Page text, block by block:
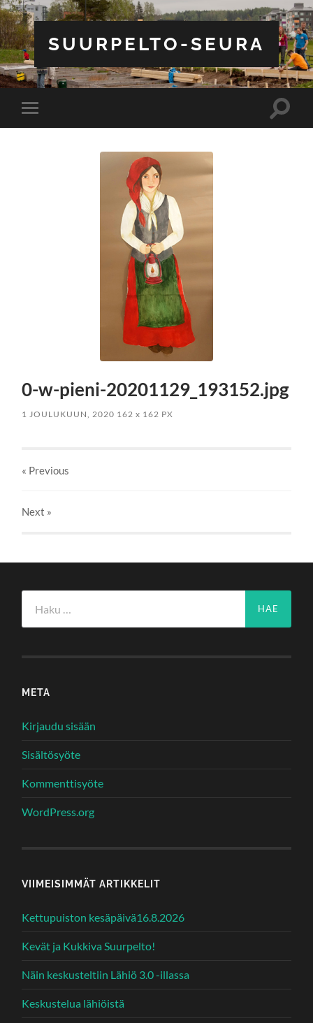
SUURPELTO-SEURA
Toggle
mobile
Toggle
0-w-pieni-20201129_193152.jpg
1 JOULUKUUN, 2020 162x 162 PX
« Previous
Next »
META
Kirjaudu sisään
Sisältösyöte
Kommenttisyöte
WordPress.org
VIIMEISIMMÄT ARTIKKELIT
Kettupuiston kesäpäivä16.8.2026
Kevät ja Kukkiva Suurpelto!
Näin keskusteltiin Lähiö 3.0 -illassa
Keskustelua lähiöistä